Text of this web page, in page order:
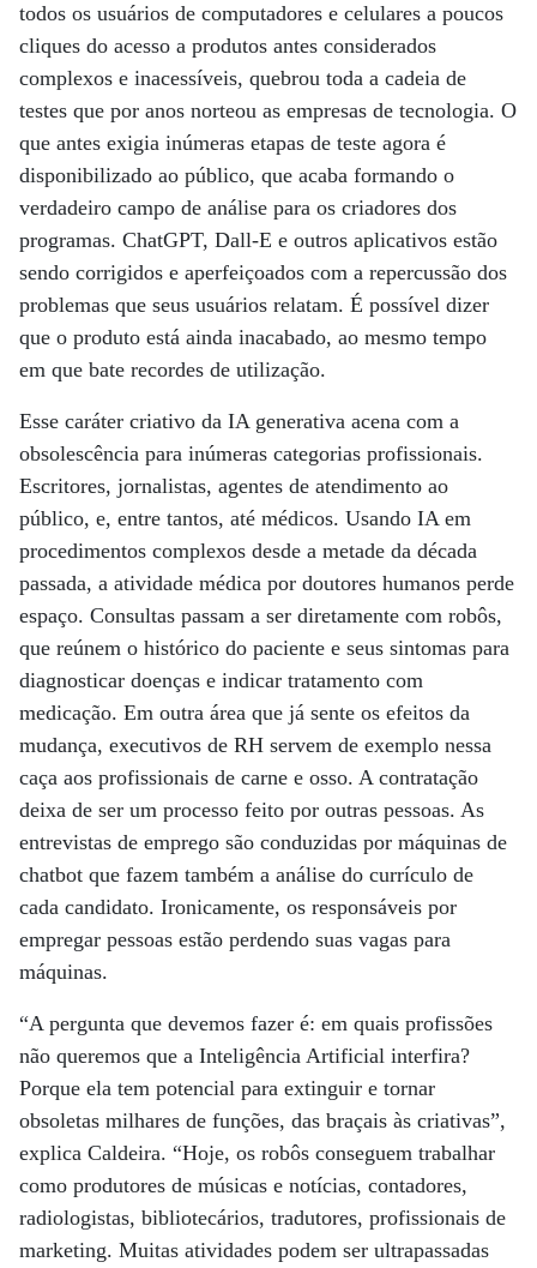
todos os usuários de computadores e celulares a poucos
cliques do acesso a produtos antes considerados
complexos e inacessíveis, quebrou toda a cadeia de
testes que por anos norteou as empresas de tecnologia. O
que antes exigia inúmeras etapas de teste agora é
disponibilizado ao público, que acaba formando o
verdadeiro campo de análise para os criadores dos
programas. ChatGPT, Dall-E e outros aplicativos estão
sendo corrigidos e aperfeiçoados com a repercussão dos
problemas que seus usuários relatam. É possível dizer
que o produto está ainda inacabado, ao mesmo tempo
em que bate recordes de utilização.
Esse caráter criativo da IA generativa acena com a
obsolescência para inúmeras categorias profissionais.
Escritores, jornalistas, agentes de atendimento ao
público, e, entre tantos, até médicos. Usando IA em
procedimentos complexos desde a metade da década
passada, a atividade médica por doutores humanos perde
espaço. Consultas passam a ser diretamente com robôs,
que reúnem o histórico do paciente e seus sintomas para
diagnosticar doenças e indicar tratamento com
medicação. Em outra área que já sente os efeitos da
mudança, executivos de RH servem de exemplo nessa
caça aos profissionais de carne e osso. A contratação
deixa de ser um processo feito por outras pessoas. As
entrevistas de emprego são conduzidas por máquinas de
chatbot que fazem também a análise do currículo de
cada candidato. Ironicamente, os responsáveis por
empregar pessoas estão perdendo suas vagas para
máquinas.
“A pergunta que devemos fazer é: em quais profissões
não queremos que a Inteligência Artificial interfira?
Porque ela tem potencial para extinguir e tornar
obsoletas milhares de funções, das braçais às criativas”,
explica Caldeira. “Hoje, os robôs conseguem trabalhar
como produtores de músicas e notícias, contadores,
radiologistas, bibliotecários, tradutores, profissionais de
marketing. Muitas atividades podem ser ultrapassadas